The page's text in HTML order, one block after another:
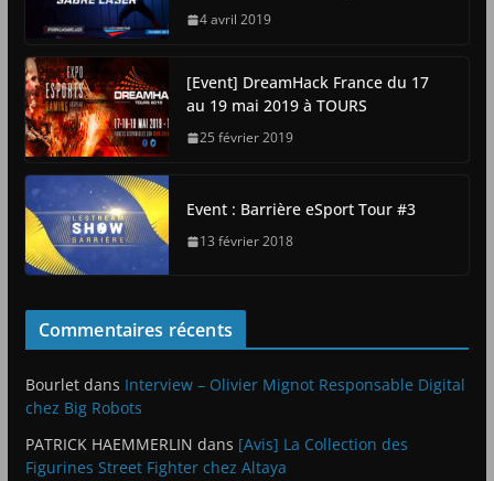
4 avril 2019
[Event] DreamHack France du 17
au 19 mai 2019 à TOURS
25 février 2019
Event : Barrière eSport Tour #3
13 février 2018
Commentaires récents
Bourletdans Interview – Olivier Mignot Responsable Digital
chez Big Robots
PATRICK HAEMMERLIN dans [Avis] La Collection des
Figurines Street Fighter chez Altaya